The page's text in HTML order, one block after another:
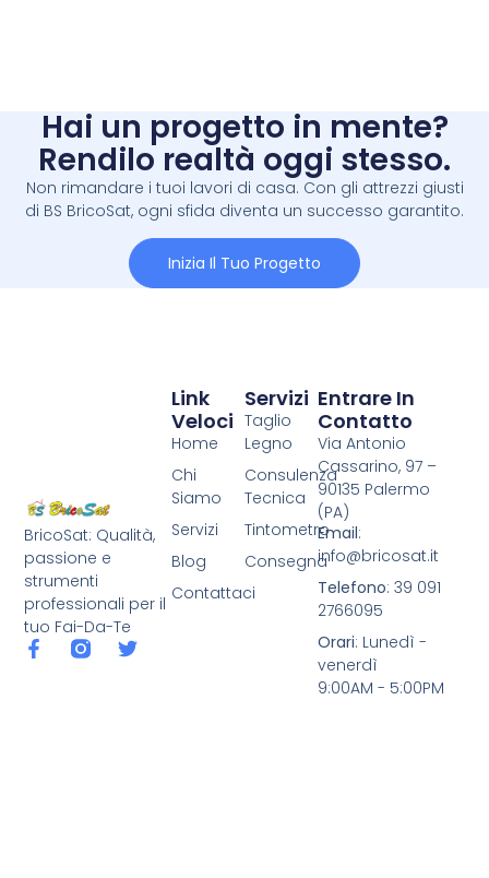
Hai un progetto in mente?
Rendilo realtà oggi stesso.
Non rimandare i tuoi lavori di casa. Con gli attrezzi giusti
di BS BricoSat, ogni sfida diventa un successo garantito.
Inizia Il Tuo Progetto
BricoSat: Qualità,
passione e
strumenti
professionali per il
tuo Fai-Da-Te
Servizi
Taglio
Legno
Consulenza
Tecnica
Tintometro
Consegna
Link
Veloci
Home
Chi
Siamo
Servizi
Blog
Contattaci
Entrare In
Contatto
Via Antonio
Cassarino, 97 –
90135 Palermo
(PA)
Email:
info@bricosat.it
Telefono: 39 091
2766095
Orari: Lunedì -
venerdì
9:00AM - 5:00PM